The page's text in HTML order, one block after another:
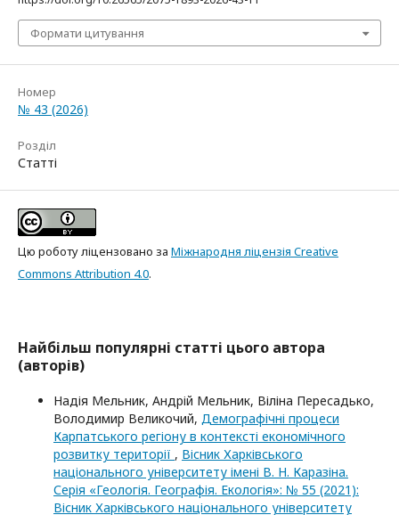
Формати цитування
Номер
№ 43 (2026)
Розділ
Статті
Цю роботу ліцензовано за Міжнародня ліцензія Creative
Commons Attribution 4.0.
Найбільш популярні статті цього автора
(авторів)
Надія Мельник, Андрій Мельник, Віліна Пересадько,
Володимир Великочий, Демографічні процеси
Карпатського регіону в контексті економічного
розвитку території , Вісник Харківського
національного університету імені В. Н. Каразіна.
Серія «Геологія. Географія. Екологія»: № 55 (2021):
Вісник Харківського національного університету